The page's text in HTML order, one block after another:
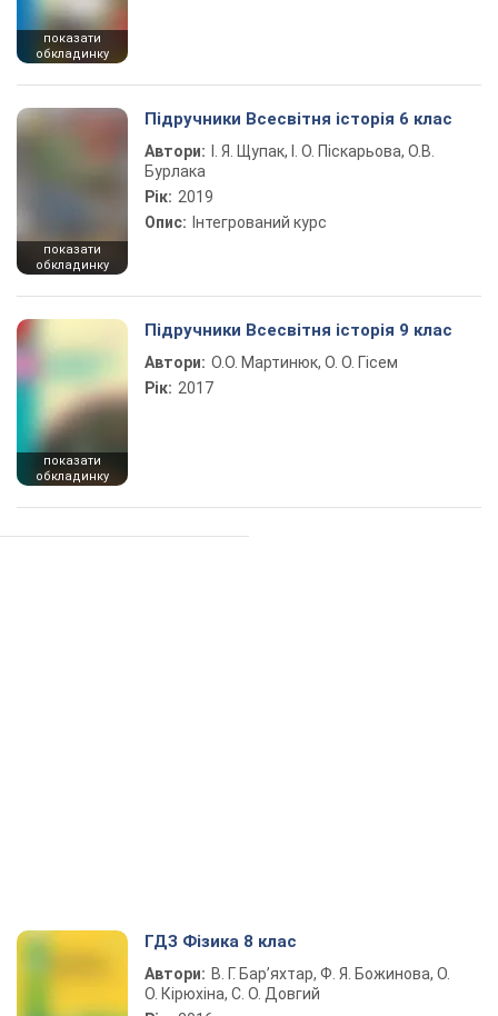
показати
обкладинку
показати
обкладинку
Підручники Всесвітня історія 6 клас
Автори:
І. Я. Щупак, І. О. Піскарьова, О.В.
Бурлака
Рік: 2019
Опис: Інтегрований курс
показати
обкладинку
Підручники Всесвітня історія 9 клас
Автори: О.О. Мартинюк, О. О. Гісем
Рік: 2017
ГДЗ Фізика 8 клас
Автори: В. Г. Бар’яхтар, Ф. Я. Божинова, О.
О. Кірюхіна, С. О. Довгий